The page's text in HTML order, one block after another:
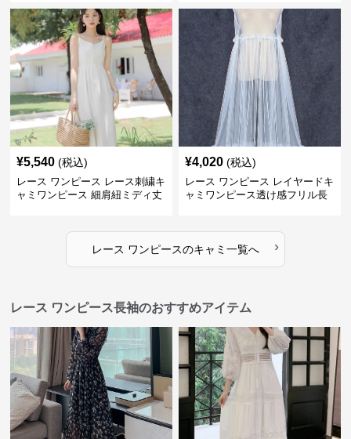
¥5,540 (税込)
レース ワンピース レース刺繍キ
ャミワンピース 細肩紐ミディ丈
¥4,020 (税込)
レース ワンピース レイヤードキ
ャミワンピース透け感フリル長
レース ワンピースのキャミ 一覧へ ›
レース ワンピース長袖のおすすめアイテム